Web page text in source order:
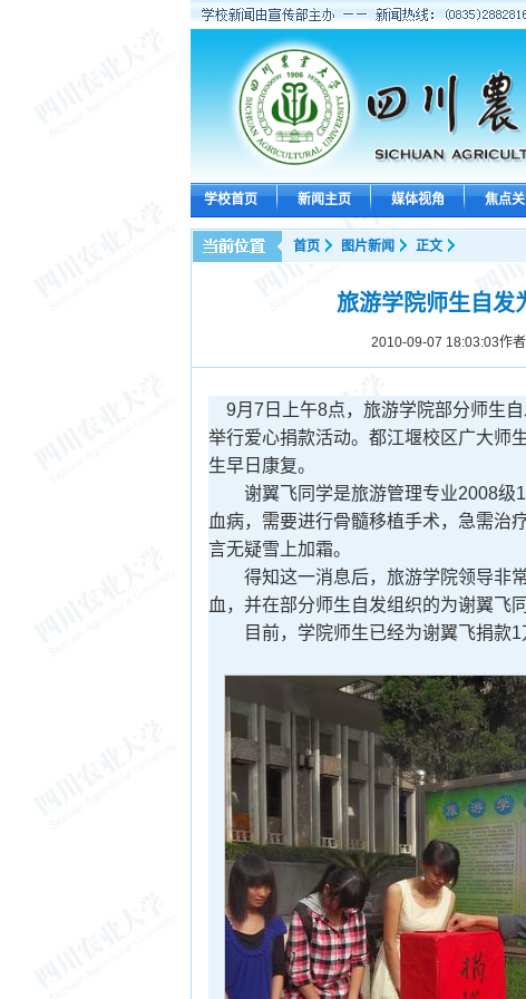
学校首页 新闻主页 媒体视角 焦点
首页 图片新闻 正文
旅游学院师生自发
2010-09-07 18:03:03作
9月7日上午8点，旅游学院部分师生
举行爱心捐款活动。都江堰校区广大师
生早日康复。
谢翼飞同学是旅游管理专业2008级1
血病，需要进行骨髓移植手术，急需治
言无疑雪上加霜。
得知这一消息后，旅游学院领导非常
血，并在部分师生自发组织的为谢翼飞
目前，学院师生已经为谢翼飞捐款1